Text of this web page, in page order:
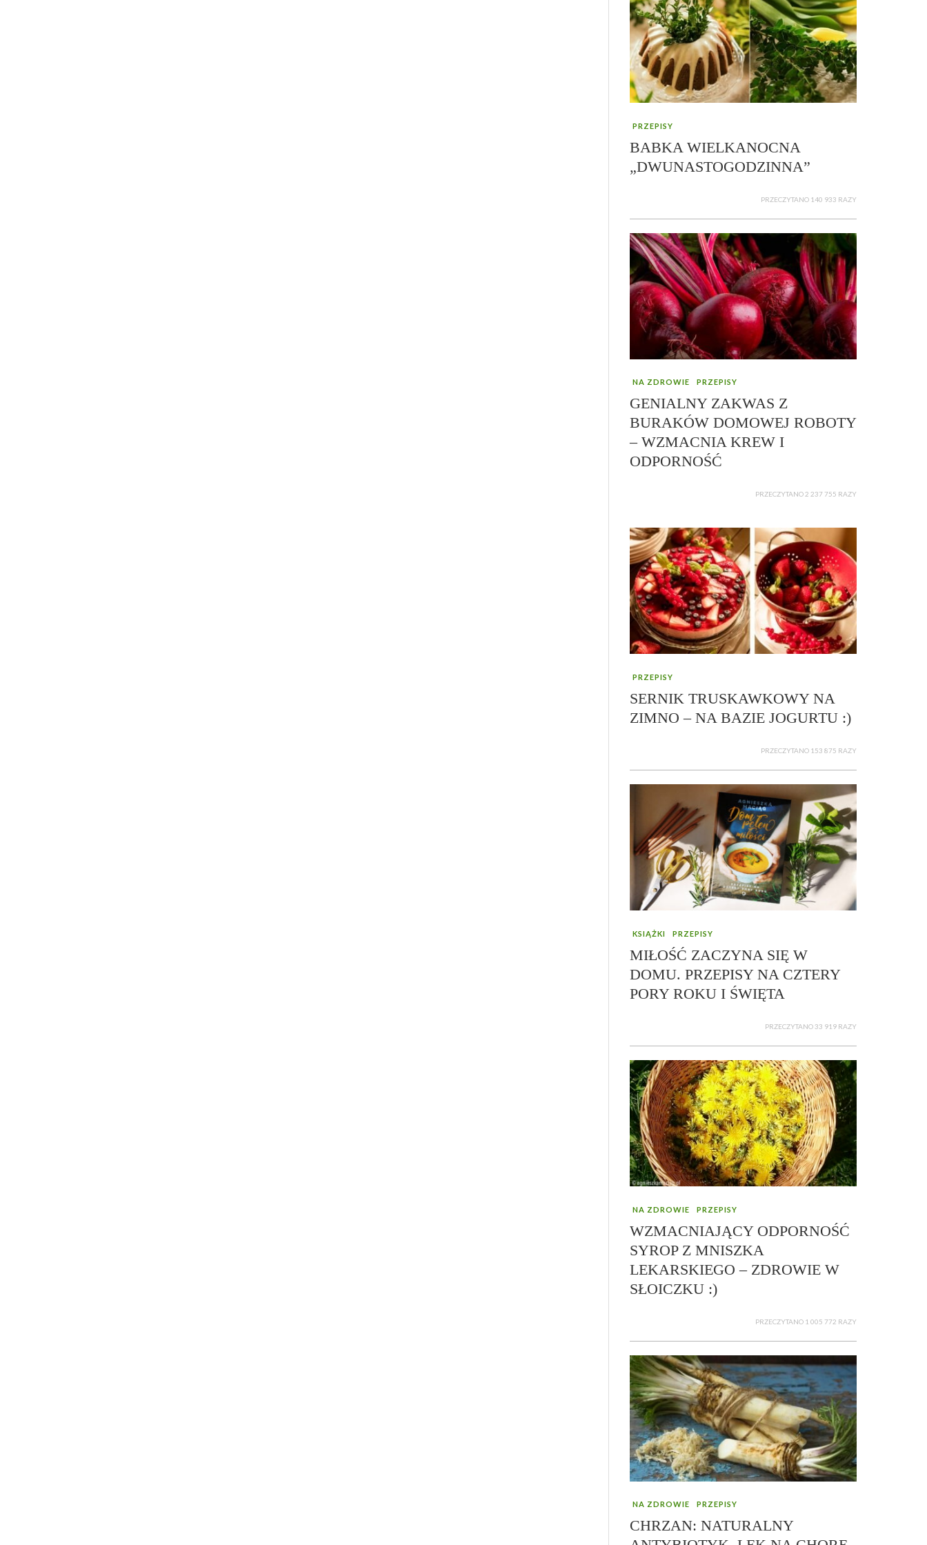
PRZEPISY
BABKA WIELKANOCNA
„DWUNASTOGODZINNA”
PRZECZYTANO 140 933 RAZY
NA ZDROWIE PRZEPISY
GENIALNY ZAKWAS Z
BURAKÓW DOMOWEJ ROBOTY
– WZMACNIA KREW I
ODPORNOŚĆ
PRZECZYTANO 2 237 755 RAZY
PRZEPISY
SERNIK TRUSKAWKOWY NA
ZIMNO – NA BAZIE JOGURTU :)
PRZECZYTANO 153 875 RAZY
KSIĄŻKI PRZEPISY
MIŁOŚĆ ZACZYNA SIĘ W
DOMU. PRZEPISY NA CZTERY
PORY ROKU I ŚWIĘTA
PRZECZYTANO 33 919 RAZY
NA ZDROWIE PRZEPISY
WZMACNIAJĄCY ODPORNOŚĆ
SYROP Z MNISZKA
LEKARSKIEGO – ZDROWIE W
SŁOICZKU :)
PRZECZYTANO 1 005 772 RAZY
NA ZDROWIE PRZEPISY
CHRZAN: NATURALNY